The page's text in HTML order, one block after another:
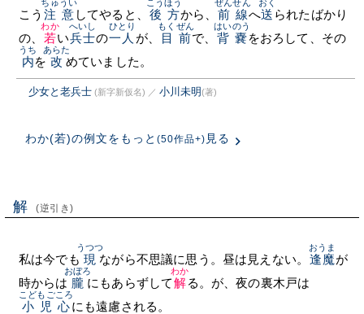
こう 注意
ちゅうい
してやると、 後方
こうほう
から、 前線
ぜんせん
へ送
おく
られたばかり
の、 若
わか
い兵士
へいし
の一人
ひとり
が、 目前
もくぜん
で、 背嚢
はいのう
をおろして、その
内
うち
を 改
あらた
めていました。
少女と老兵士 (新字新仮名) ／ 小川未明(著)
わか(若)の例文をもっと (50作品+) 見る
解 (逆引き)
私は今でも 現
うつつ
ながら不思議に思う。昼は見えない。 逢魔
おうま
が
時からは 朧
おぼろ
にもあらずして解
わか
る。が、夜の裏木戸は
小児心
こどもごころ
にも遠慮される。